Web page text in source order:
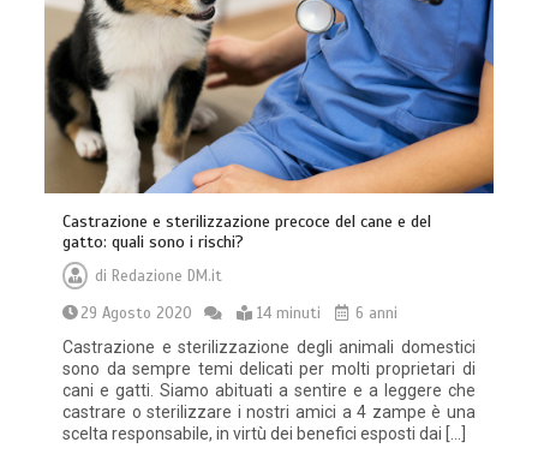
Castrazione e sterilizzazione precoce del cane e del
gatto: quali sono i rischi?
diRedazione DM.it
29 Agosto 2020
14 minuti
6 anni
Castrazione e sterilizzazione degli animali domestici
sono da sempre temi delicati per molti proprietari di
cani e gatti. Siamo abituati a sentire e a leggere che
castrare o sterilizzare i nostri amici a 4 zampe è una
scelta responsabile, in virtù dei benefici esposti dai […]